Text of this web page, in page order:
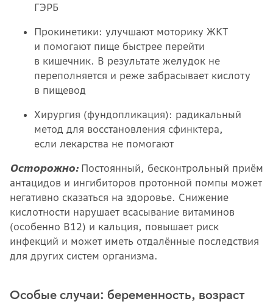
ГЭРБ
Прокинетики: улучшают моторику ЖКТ
и помогают пище быстрее перейти
в кишечник. В результате желудок не
переполняется и реже забрасывает кислоту
в пищевод
Хирургия (фундопликация): радикальный
метод для восстановления сфинктера,
если лекарства не помогают
Осторожно: Постоянный, бесконтрольный приём
антацидов и ингибиторов протонной помпы может
негативно сказаться на здоровье. Снижение
кислотности нарушает всасывание витаминов
(особенно B12) и кальция, повышает риск
инфекций и может иметь отдалённые последствия
для других систем организма.
Особые случаи: беременность, возраст